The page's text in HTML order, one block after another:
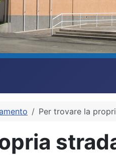
Per trovare la